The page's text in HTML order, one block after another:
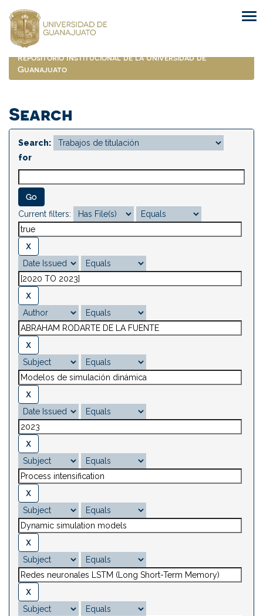
navigation
Repositorio Institucional de la Universidad de
Guanajuato
Search
Search:
for
Current filters: